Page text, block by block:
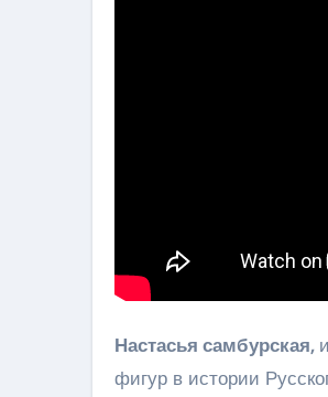
Настасья самбурская,
фигур в истории